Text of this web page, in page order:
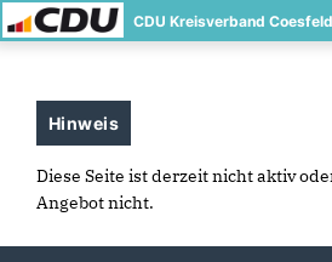
CDU Kreisverband Coesfeld
Hinweis
Diese Seite ist derzeit nicht aktiv
Angebot nicht.